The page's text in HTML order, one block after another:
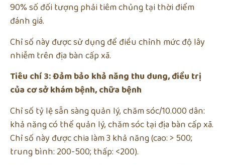
90% số đối tượng phải tiêm chủng tại thời điểm
đánh giá.
Chỉ số này được sử dụng để điều chỉnh mức độ lây
nhiễm trên địa bàn cấp xã.
Tiêu chí 3: Đảm bảo khả năng thu dung, điều trị
của cơ sở khám bệnh, chữa bệnh
Chỉ số tỷ lệ sẵn sàng quản lý, chăm sóc/10.000 dân:
khả năng có thể quản lý, chăm sóc tại địa bàn cấp xã.
Chỉ số này được chia làm 3 khả năng (cao: > 500;
trung bình: 200-500; thấp: <200).